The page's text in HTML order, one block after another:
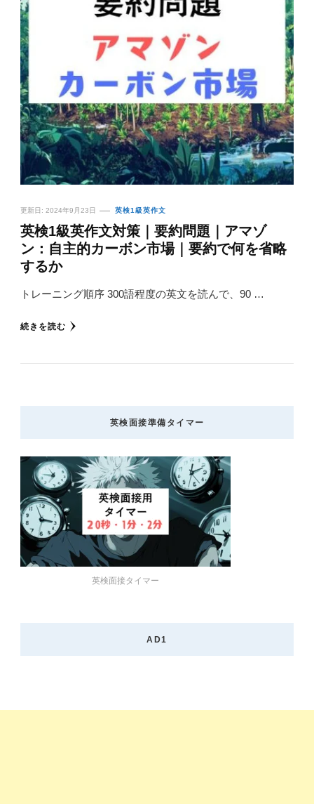
更新日: 2024年9月23日 英検1級英作文
英検1級英作文対策｜要約問題｜アマゾ
ン：自主的カーボン市場｜要約で何を省略
するか
トレーニング順序 300語程度の英文を読んで、90 …
続きを読む
英検面接準備タイマー
英検面接タイマー
AD1